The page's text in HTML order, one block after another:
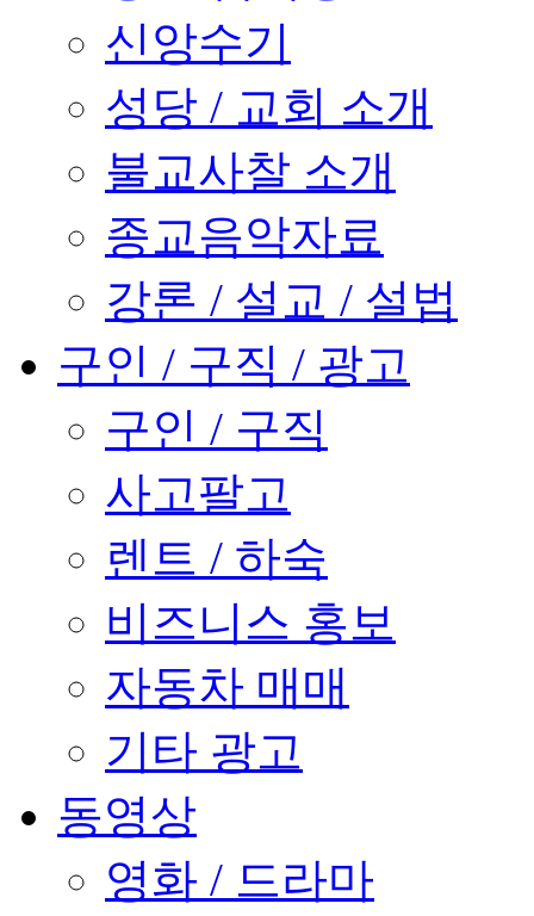
신앙수기
성당 / 교회 소개
불교사찰 소개
종교음악자료
강론 / 설교 / 설법
구인 / 구직 / 광고
구인 / 구직
사고팔고
렌트 / 하숙
비즈니스 홍보
자동차 매매
기타 광고
동영상
영화 / 드라마